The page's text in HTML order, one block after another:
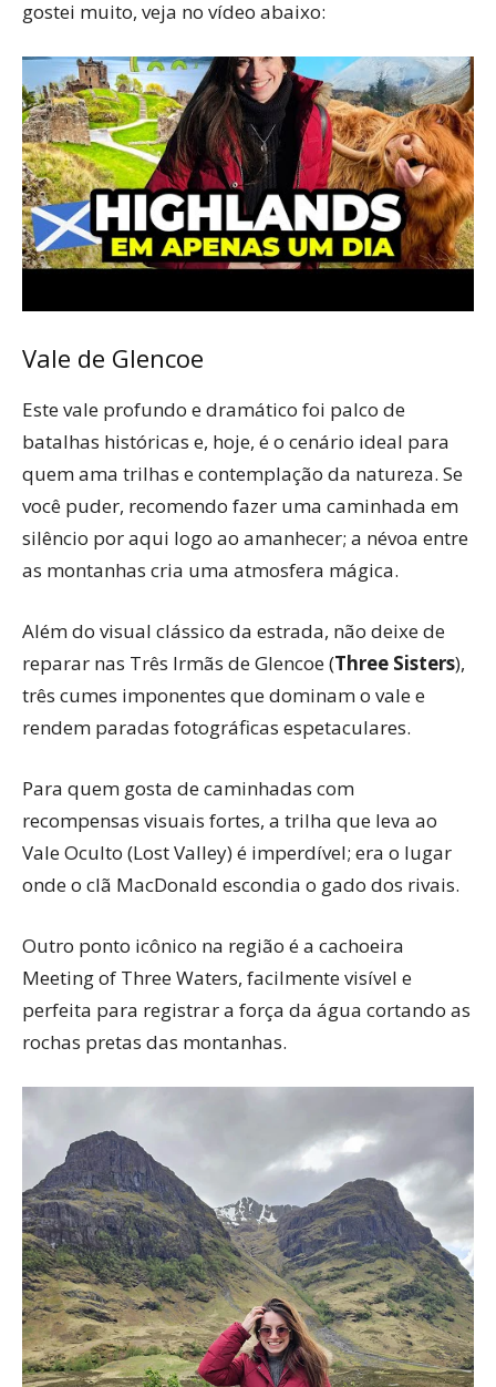
gostei muito, veja no vídeo abaixo:
Vale de Glencoe
Este vale profundo e dramático foi palco de
batalhas históricas e, hoje, é o cenário ideal para
quem ama trilhas e contemplação da natureza. Se
você puder, recomendo fazer uma caminhada em
silêncio por aqui logo ao amanhecer; a névoa entre
as montanhas cria uma atmosfera mágica.
Além do visual clássico da estrada, não deixe de
reparar nas Três Irmãs de Glencoe (Three Sisters),
três cumes imponentes que dominam o vale e
rendem paradas fotográficas espetaculares.
Para quem gosta de caminhadas com
recompensas visuais fortes, a trilha que leva ao
Vale Oculto (Lost Valley) é imperdível; era o lugar
onde o clã MacDonald escondia o gado dos rivais.
Outro ponto icônico na região é a cachoeira
Meeting of Three Waters, facilmente visível e
perfeita para registrar a força da água cortando as
rochas pretas das montanhas.